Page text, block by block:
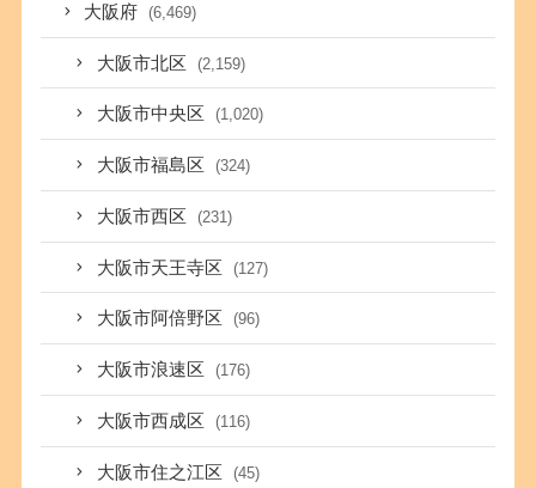
大阪府 (6,469)
大阪市北区 (2,159)
大阪市中央区 (1,020)
大阪市福島区 (324)
大阪市西区 (231)
大阪市天王寺区 (127)
大阪市阿倍野区 (96)
大阪市浪速区 (176)
大阪市西成区 (116)
大阪市住之江区 (45)